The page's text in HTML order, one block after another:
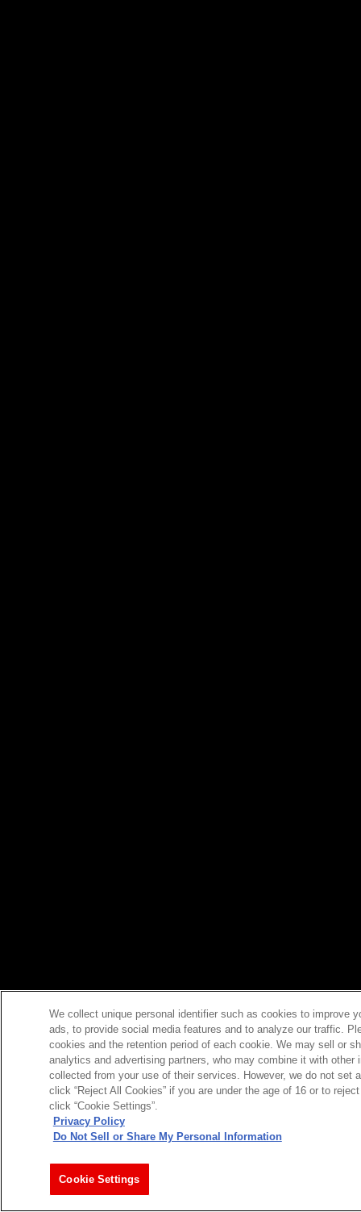
We collect unique personal identifier such as cookies to improve
ads, to provide social media features and to analyze our traffic.
cookies and the retention period of each cookie. We may sell or
analytics and advertising partners, who may combine it with
collected from your use of their services. However, we do not set
click “Reject All Cookies” if you are under the age of 16 or to
click “Cookie Settings”.
Privacy Policy
Do Not Sell or Share My Personal Information
Cookie Settings